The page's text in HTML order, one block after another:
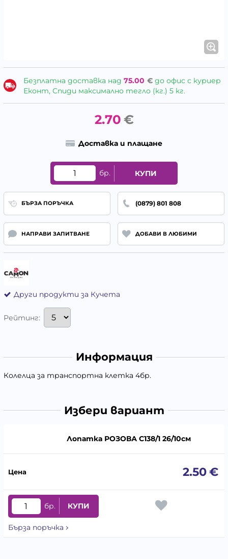
Безплатна доставка над 75.00 €до офис с куриер
Еконт, Спиди максимално тегло (кг.) 5 кг.
2.70 €
Доставка и плащане
бр. КУПИ
БЪРЗА ПОРЪЧКА (0879) 801 808
НАПРАВИ ЗАПИТВАНЕ ДОБАВИ В ЛЮБИМИ
Други продукти за Кучета
Рейтинг:
Информация
Колелца за транспортна клетка 4бр.
Избери вариант
Лопатка РОЗОВА C138/1 26/10см
2.50€
бр. КУПИ
Бърза поръчка